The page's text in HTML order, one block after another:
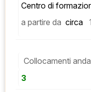
Centro di
a partire da circa
Collocamenti
3